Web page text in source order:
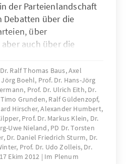
der Parteienlandschaft
Debatten über die
über
auch über die
nachlassende
volatiles Wahlverhalten
und
Volksparteien sind die
Die Analyse der
der Volksparteien
sie keineswegs am Ende
Ralf Thomas Baus, Axel
Boehl, Prof. Dr. Hans-Jörg
Prof. Dr. Ulrich Eith, Dr.
Grunden, Ralf Güldenzopf,
Hirscher, Alexander Humbert,
Prof. Dr. Markus Klein, Dr.
Uwe Nieland, PD Dr. Torsten
Dr. Daniel Friedrich Sturm, Dr.
Prof. Dr. Udo Zolleis, Dr.
17 Ekim 2012 Im Plenum